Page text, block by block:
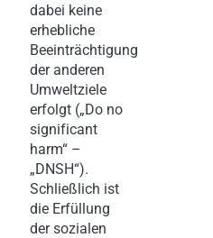
dabei keine
erhebliche
Beeinträchtigung
der anderen
Umweltziele
erfolgt („Do no
significant
harm“ –
„DNSH“).
Schließlich ist
die Erfüllung
der sozialen